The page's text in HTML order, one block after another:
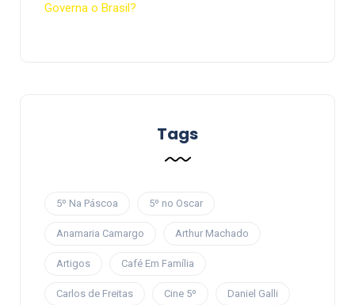
Governa o Brasil?
Tags
5º Na Páscoa 5º no Oscar
Anamaria Camargo Arthur Machado
Artigos Café Em Família
Carlos de Freitas Cine 5º Daniel Galli